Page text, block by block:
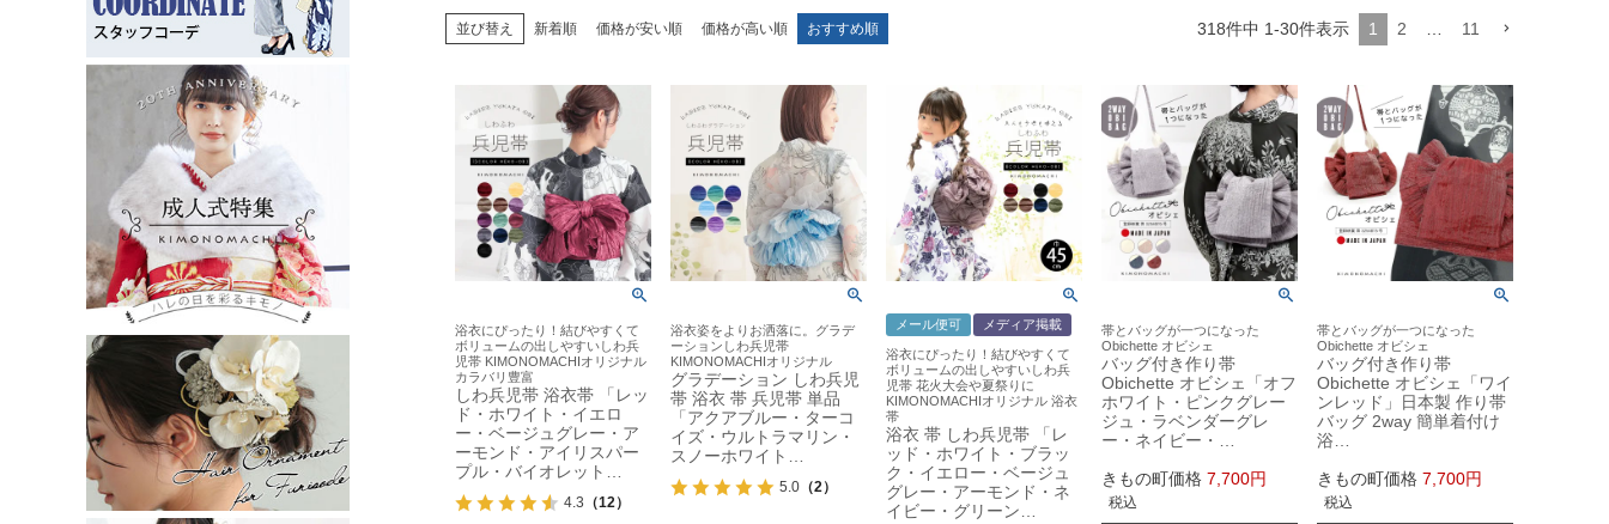
並び替え 新着順 価格が安い順 価格が高い順 おすすめ順 318件中 1-30件表示 1 2 11
浴衣にぴったり！結びやすくて
ボリュームの出しやすいしわ兵
児帯 KIMONOMACHIオリジナル
カラバリ豊富
しわ兵児帯 浴衣帯 「レッ
ド・ホワイト・イエロ
ー・ベージュグレー・ア
ーモンド・アイリスパー
プル・バイオレット…
4.3 （12）
浴衣姿をよりお洒落に。グラデ
ーションしわ兵児帯
KIMONOMACHIオリジナル
グラデーション しわ兵児
帯 浴衣 帯 兵児帯 単品
「アクアブルー・ターコ
イズ・ウルトラマリン・
スノーホワイト…
5.0 （2）
メール便可 メディア掲載
浴衣にぴったり！結びやすくて
ボリュームの出しやすいしわ兵
児帯 花火大会や夏祭りに
KIMONOMACHIオリジナル 浴衣
帯
浴衣 帯 しわ兵児帯 「レ
ッド・ホワイト・ブラッ
ク・イエロー・ベージュ
グレー・アーモンド・ネ
イビー・グリーン…
帯とバッグが一つになった
Obichette オビシェ
バッグ付き作り帯
Obichette オビシェ「オフ
ホワイト・ピンクグレー
ジュ・ラベンダーグレ
ー・ネイビー・…
きもの町価格 7,700
税込
帯とバッグが一つになった
Obichette オビシェ
バッグ付き作り帯
Obichette オビシェ「ワイ
ンレッド」日本製 作り帯
バッグ 2way 簡単着付け
浴…
きもの町価格 7,700
税込